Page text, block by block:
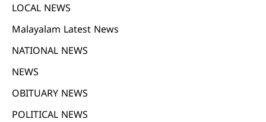
LOCAL NEWS
Malayalam Latest News
NATIONAL NEWS
NEWS
OBITUARY NEWS
POLITICAL NEWS